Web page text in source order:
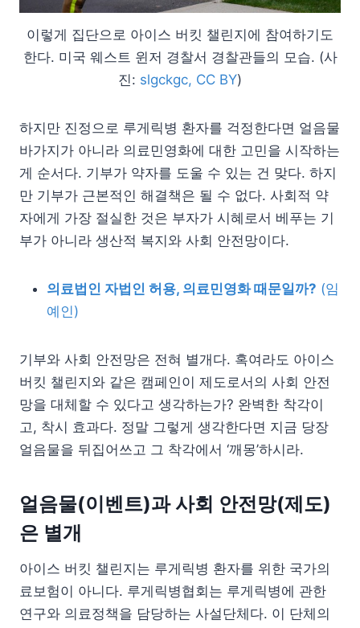
이렇게 집단으로 아이스 버킷 챌린지에 참여하기도
한다. 미국 웨스트 윈저 경찰서 경찰관들의 모습. (사
진: slgckgc, CC BY)
하지만 진정으로 루게릭병 환자를 걱정한다면 얼음물
바가지가 아니라 의료민영화에 대한 고민을 시작하는
게 순서다. 기부가 약자를 도울 수 있는 건 맞다. 하지
만 기부가 근본적인 해결책은 될 수 없다. 사회적 약
자에게 가장 절실한 것은 부자가 시혜로서 베푸는 기
부가 아니라 생산적 복지와 사회 안전망이다.
의료법인 자법인 허용, 의료민영화 때문일까? (임
예인)
기부와 사회 안전망은 전혀 별개다. 혹여라도 아이스
버킷 챌린지와 같은 캠페인이 제도로서의 사회 안전
망을 대체할 수 있다고 생각하는가? 완벽한 착각이
고, 착시 효과다. 정말 그렇게 생각한다면 지금 당장
얼음물을 뒤집어쓰고 그 착각에서 ‘깨몽’하시라.
얼음물(이벤트)과 사회 안전망(제도)
은 별개
아이스 버킷 챌린지는 루게릭병 환자를 위한 국가의
료보험이 아니다. 루게릭병협회는 루게릭병에 관한
연구와 의료정책을 담당하는 사설단체다. 이 단체의